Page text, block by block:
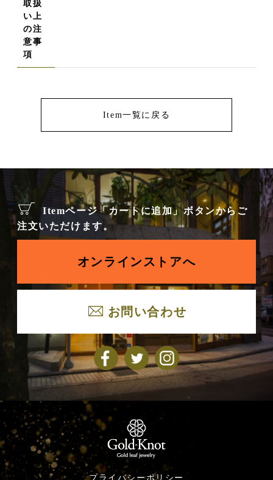
取扱
い上
の注
意事
項
Item一覧に戻る
Itemページ「カートに追加」ボタンからご
注文いただけます。
オンラインストアへ
お問い合わせ
プライバシーポリシー